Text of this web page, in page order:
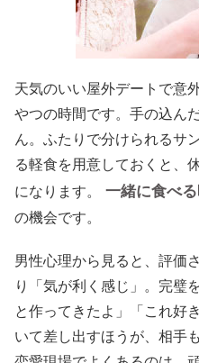
天気のいい屋外デートで意
やつの時間です。手の込ん
ん。ふたりで分けられるサ
る軽食を用意しておくと、
になります。
一緒に食べ
の機会です。
男性心理から見ると、評価
り「気が利く感じ」。完璧
と作ってきたよ」「これ好
いて差し出すほうが、相手